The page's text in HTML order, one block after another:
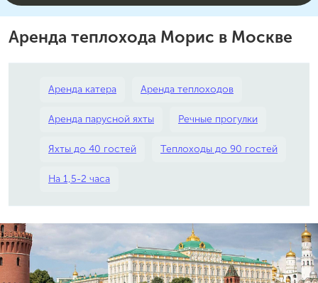
Аренда теплохода Морис в Москве
Аренда катера Аренда теплоходов
Аренда парусной яхты Речные прогулки
Яхты до 40 гостей Теплоходы до 90 гостей
На 1,5-2 часа